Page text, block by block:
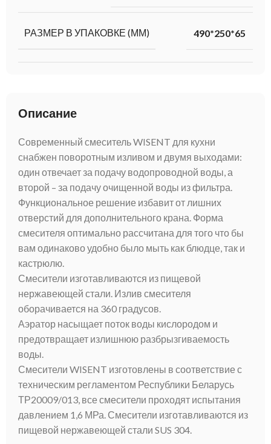
Описание
Современный смеситель WISENT для кухни
снабжен поворотным изливом и двумя выходами:
один отвечает за подачу водопроводной воды, а
второй – за подачу очищенной воды из фильтра.
Функциональное решение избавит от лишних
отверстий для дополнительного крана. Форма
смесителя оптимально рассчитана для того что бы
вам одинаково удобно было мыть как блюдце, так и
кастрюлю.
Смесители изготавливаются из пищевой
нержавеющей стали. Излив смесителя
оборачивается на 360 градусов.
Аэратор насыщает поток воды кислородом и
предотвращает излишнюю разбрызгиваемость
воды.
Смесители WISENT изготовлены в соответствие с
техническим регламентом Республики Беларусь
ТР20009/013, все смесители проходят испытания
давлением 1,6 МРа. Смесители изготавливаются из
пищевой нержавеющей стали SUS 304.
РАЗМЕР В УПАКОВКЕ (ММ) 490*250*65